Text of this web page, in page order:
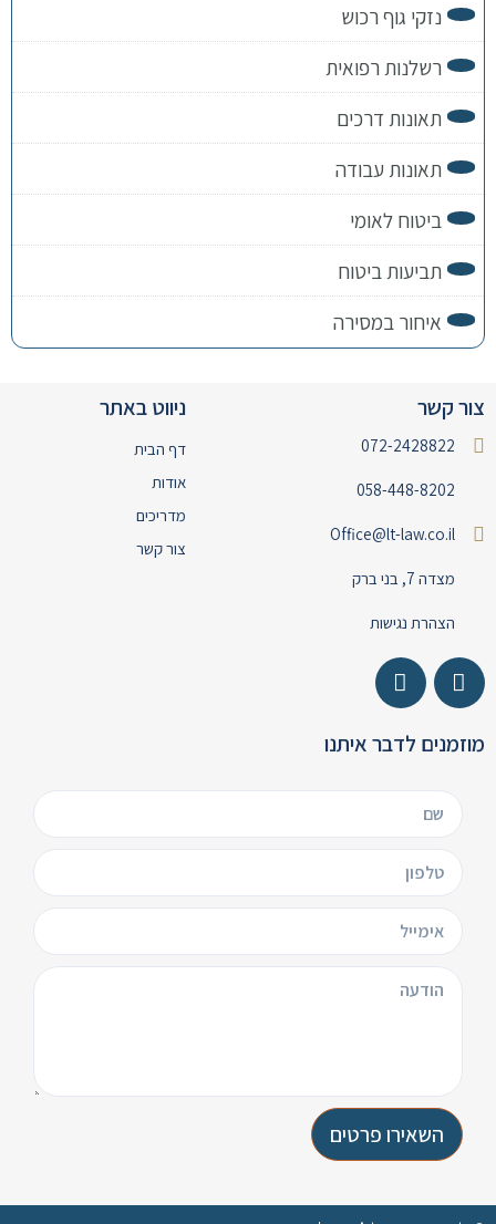
נזקי גוף רכוש
רשלנות רפואית
תאונות דרכים
תאונות עבודה
ביטוח לאומי
תביעות ביטוח
איחור במסירה
צור קשר
072-2428822
058-448-8202
Office@lt-law.co.il
מצדה 7, בני ברק
הצהרת נגישות
ניווט באתר
דף הבית
אודות
מדריכים
צור קשר
מוזמנים לדבר איתנו
השאירו פרטים